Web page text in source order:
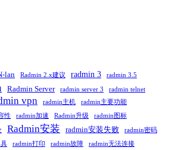
lan Radmin 2.x建议 radmin 3 radmin 3.5
Radmin Server radmin server 3 radmin telnet
vpn radmin主机 radmin主要功能
性 radmin加速 Radmin升级 radmin图标
Radmin安装 radmin安装失败 radmin密码
radmin打印 radmin故障 radmin无法连接